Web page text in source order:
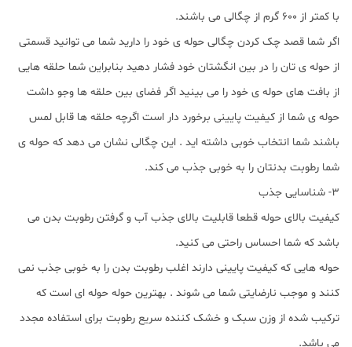
با کمتر از 600 گرم از چگالی می باشند.
اگر شما قصد چک کردن چگالی حوله ی خود را دارید شما می توانید قسمتی
از حوله ی تان را در بین انگشتان خود فشار دهید بنابراین شما حلقه هایی
از بافت های حوله ی خود را می بینید اگر فضای بین حلقه ها وجو داشت
حوله ی شما از کیفیت پایینی برخورد دار است اگرچه حلقه ها قابل لمس
باشند شما انتخاب خوبی داشته اید . این چگالی نشان می دهد که حوله ی
شما رطوبت بدنتان را به خوبی جذب می کند.
3- شناسایی جذب
کیفیت بالای حوله قطعا قابلیت بالای جذب آب و گرفتن رطوبت بدن می
باشد که شما احساس راحتی می کنید.
حوله هایی که کیفیت پایینی دارند اغلب رطوبت بدن را به خوبی جذب نمی
کنند و موجب نارضایتی شما می شوند . بهترین حوله حوله ای است که
ترکیب شده از وزن سبک و خشک کننده سریع رطوبت برای استفاده مجدد
می باشد.